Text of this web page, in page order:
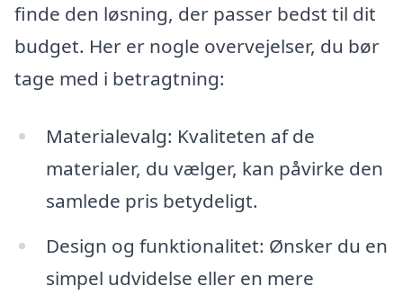
finde den løsning, der passer bedst til dit
budget. Her er nogle overvejelser, du bør
tage med i betragtning:
Materialevalg: Kvaliteten af de
materialer, du vælger, kan påvirke den
samlede pris betydeligt.
Design og funktionalitet: Ønsker du en
simpel udvidelse eller en mere